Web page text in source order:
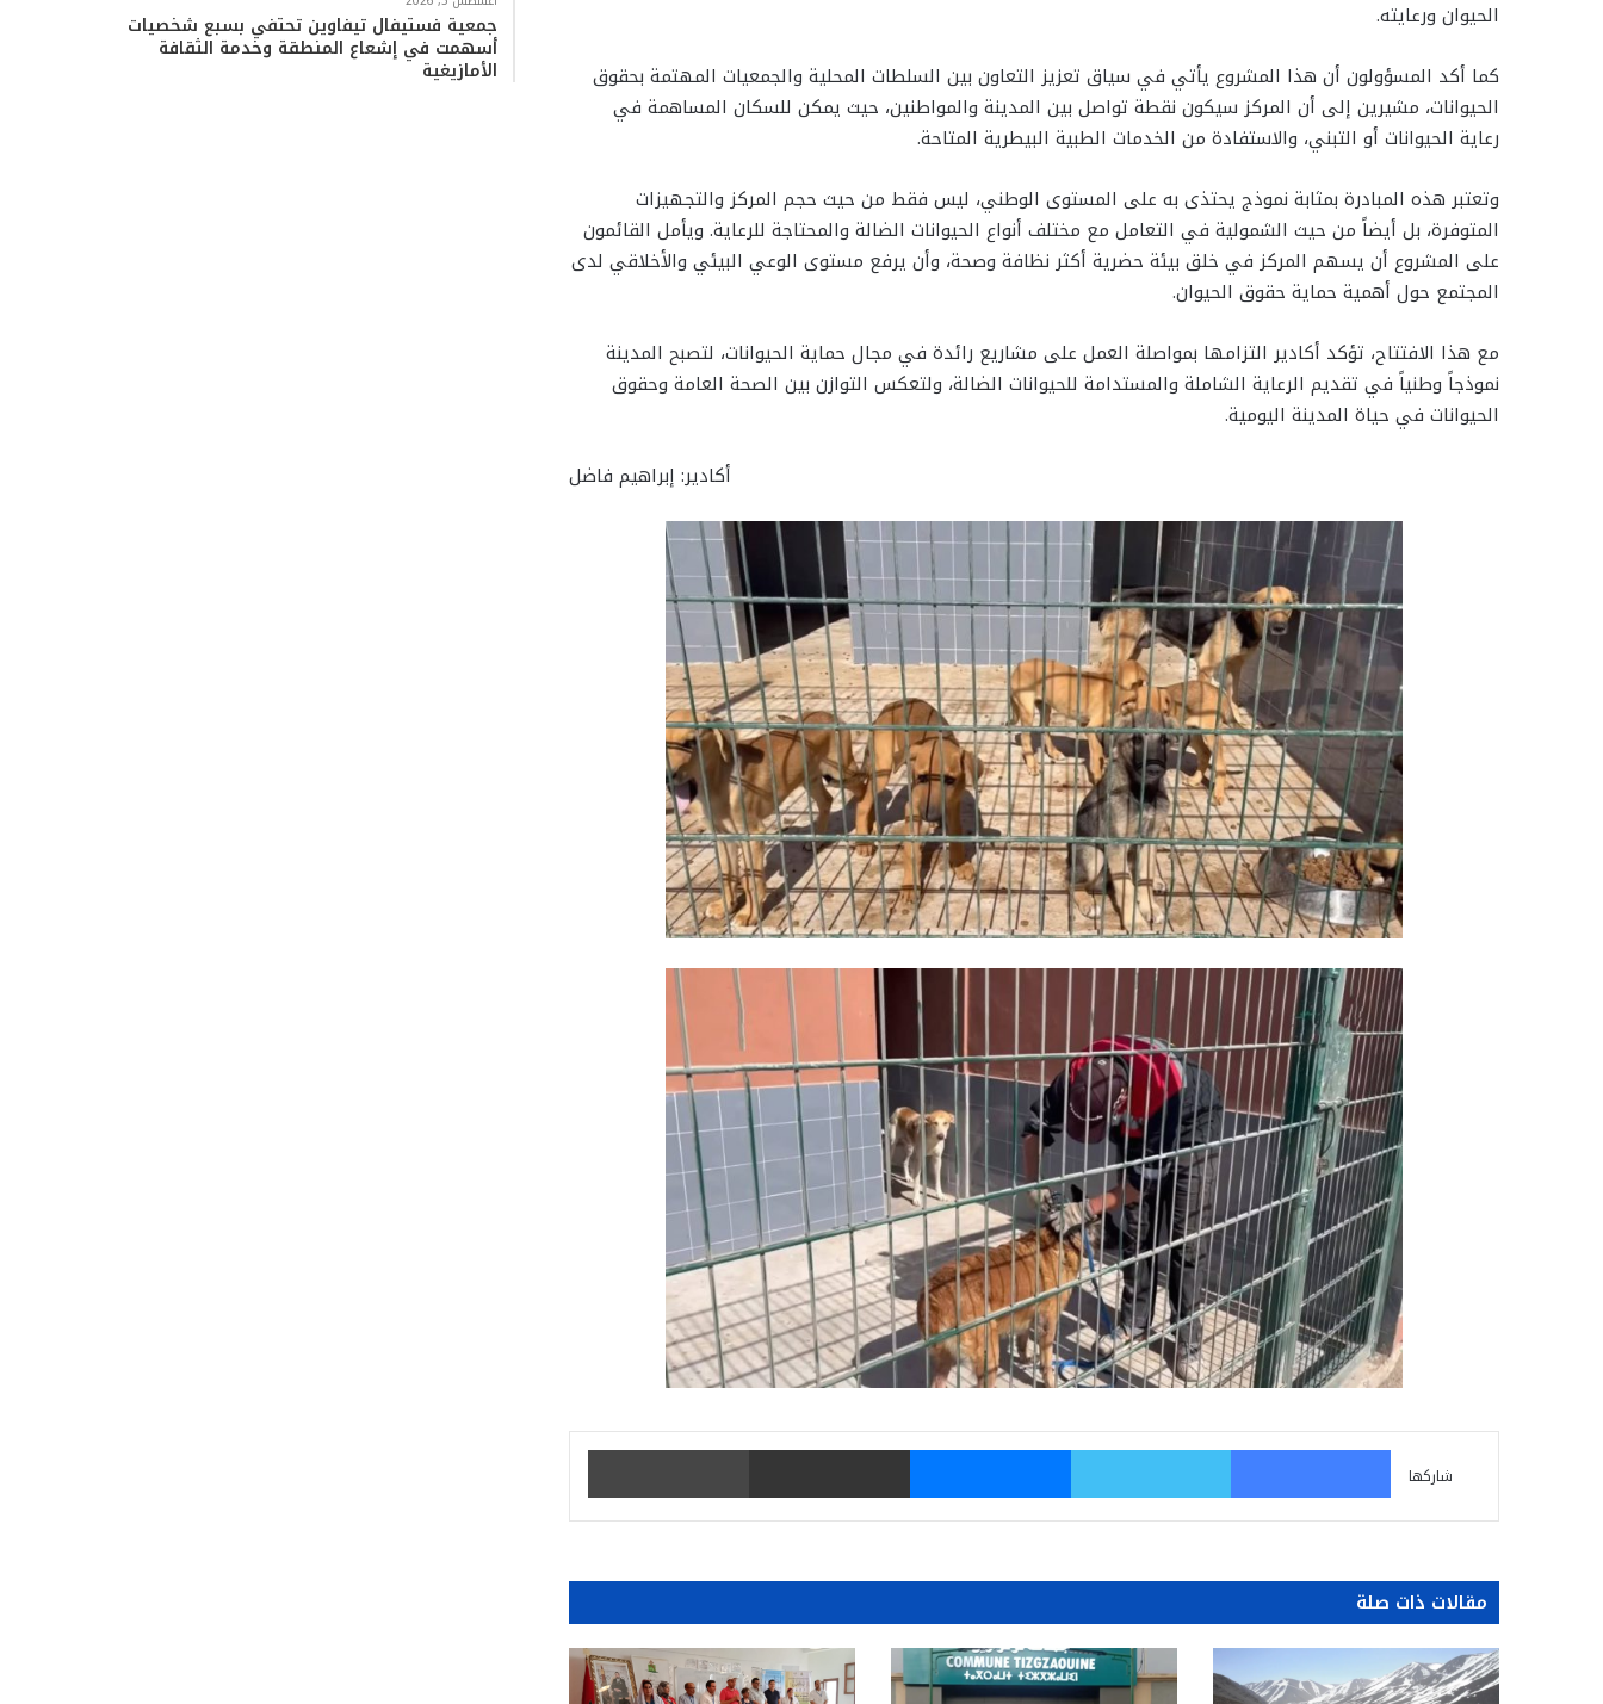
الحيوان ورعايته.
كما أكد المسؤولون أن هذا المشروع يأتي في سياق تعزيز التعاون بين السلطات المحلية والجمعيات المهتمة بحقوق
الحيوانات، مشيرين إلى أن المركز سيكون نقطة تواصل بين المدينة والمواطنين، حيث يمكن للسكان المساهمة في
رعاية الحيوانات أو التبني، والاستفادة من الخدمات الطبية البيطرية المتاحة.
وتعتبر هذه المبادرة بمثابة نموذج يحتذى به على المستوى الوطني، ليس فقط من حيث حجم المركز والتجهيزات
المتوفرة، بل أيضاً من حيث الشمولية في التعامل مع مختلف أنواع الحيوانات الضالة والمحتاجة للرعاية. ويأمل القائمون
على المشروع أن يسهم المركز في خلق بيئة حضرية أكثر نظافة وصحة، وأن يرفع مستوى الوعي البيئي والأخلاقي لدى
المجتمع حول أهمية حماية حقوق الحيوان.
مع هذا الافتتاح، تؤكد أكادير التزامها بمواصلة العمل على مشاريع رائدة في مجال حماية الحيوانات، لتصبح المدينة
نموذجاً وطنياً في تقديم الرعاية الشاملة والمستدامة للحيوانات الضالة، ولتعكس التوازن بين الصحة العامة وحقوق
الحيوانات في حياة المدينة اليومية.
أكادير: إبراهيم فاضل
شاركها
فيسبوك تويتر ماسنجر مشاركة عبر البريد
مقالات ذات صلة
جمعية فستيفال تيفاوين تحتفي بسبع شخصيات
أسهمت في إشعاع المنطقة وخدمة الثقافة
الأمازيغية